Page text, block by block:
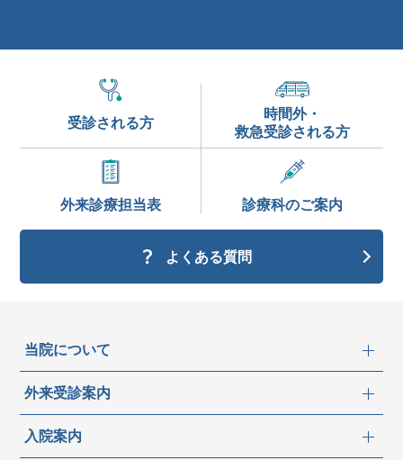
受診される方
時間外・
救急受診される方
外来診療担当表 診療科のご案内
よくある質問
当院について
外来受診案内
入院案内